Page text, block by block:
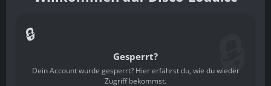
🔒
Gesperrt?
Dein Account wurde gesperrt? Hier erfährst du, wie du wieder
Zugriff bekommst.
🔒